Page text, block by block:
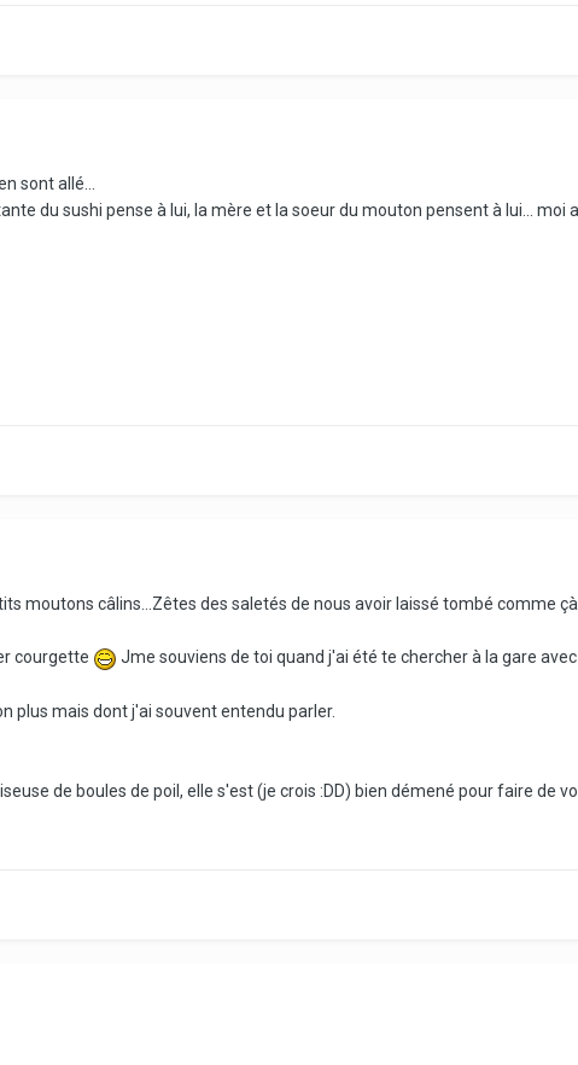
sont allé...
du sushi pense à lui, la mère et la soeur du mouton pensent à lui... moi
moutons câlins...Zêtes des saletés de nous avoir laissé tombé comme
courgette Jme souviens de toi quand j'ai été te chercher à la gare
plus mais dont j'ai souvent entendu parler.
de boules de poil, elle s'est (je crois :DD) bien démené pour faire de